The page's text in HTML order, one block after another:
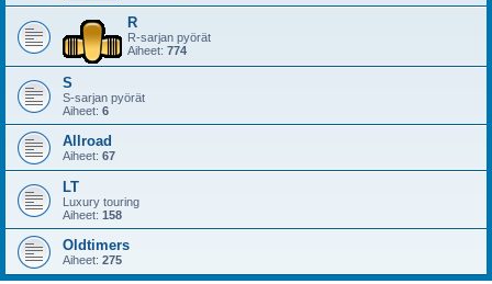
R
R-sarjan pyörät
Aiheet: 774
S
S-sarjan pyörät
Aiheet: 6
Allroad
Aiheet: 67
LT
Luxury touring
Aiheet: 158
Oldtimers
Aiheet: 275